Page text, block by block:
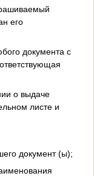
его
документа с
о выдаче
листе и
документ (ы);